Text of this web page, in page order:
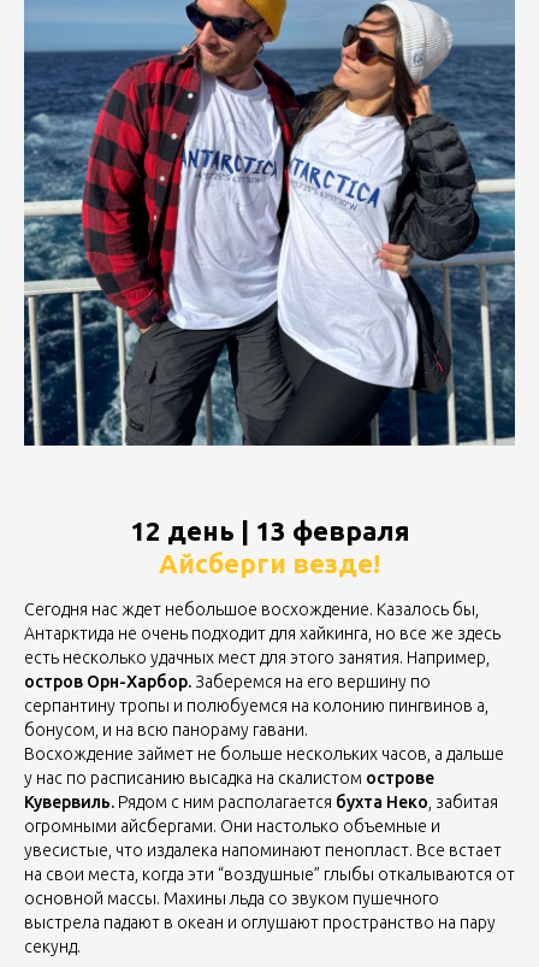
12 день | 13 февраля
Айсберги везде!
Сегодня нас ждет небольшое восхождение. Казалось бы,
Антарктида не очень подходит для хайкинга, но все же здесь
есть несколько удачных мест для этого занятия. Например,
остров Орн-Харбор. Заберемся на его вершину по
серпантину тропы и полюбуемся на колонию пингвинов а,
бонусом, и на всю панораму гавани.
Восхождение займет не больше нескольких часов, а дальше
у нас по расписанию высадка на скалистом острове
Кувервиль. Рядом с ним располагается бухта Неко , забитая
огромными айсбергами. Они настолько объемные и
увесистые, что издалека напоминают пенопласт. Все встает
на свои места, когда эти “воздушные” глыбы откалываются от
основной массы. Махины льда со звуком пушечного
выстрела падают в океан и оглушают пространство на пару
секунд.